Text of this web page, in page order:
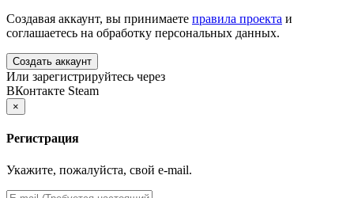
Создавая аккаунт, вы принимаете правила проекта и
соглашаетесь на обработку персональных данных.
Создать аккаунт
Или зарегистрируйтесь через
ВКонтакте Steam
×
Регистрация
Укажите, пожалуйста, свой e-mail.